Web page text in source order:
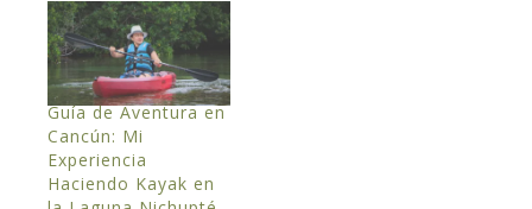
Guía de Aventura en
Cancún: Mi
Experiencia
Haciendo Kayak en